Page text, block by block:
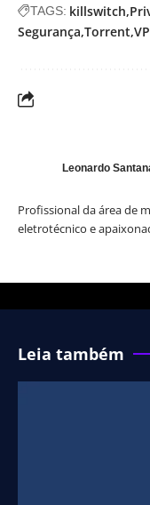
TAGS: killswitch
Segurança Torrent
Leonardo
Profissional da área de
eletrotécnico e
Leia também